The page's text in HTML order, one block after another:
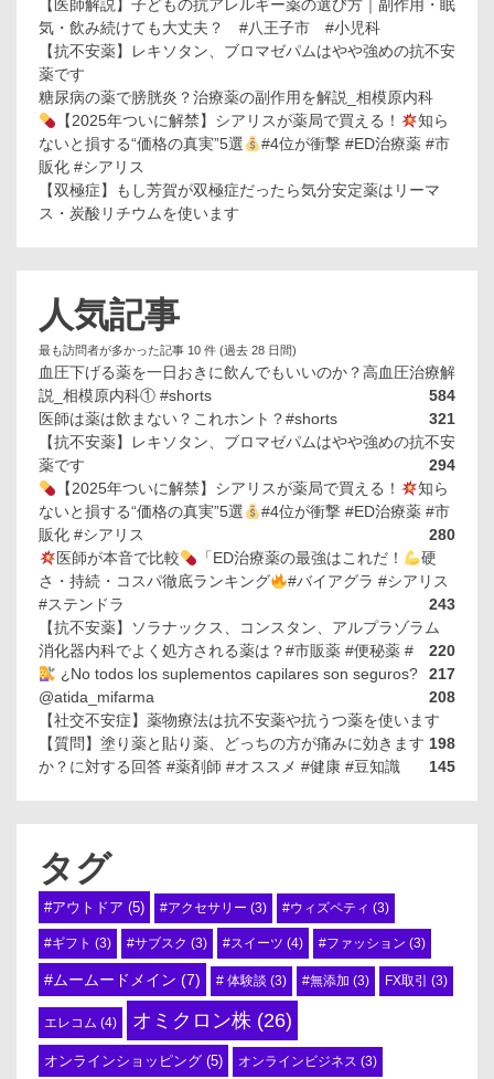
【医師解説】子どもの抗アレルギー薬の選び方｜副作用・眠
気・飲み続けても大丈夫？ #八王子市 #小児科
【抗不安薬】レキソタン、ブロマゼパムはやや強めの抗不安
薬です
糖尿病の薬で膀胱炎？治療薬の副作用を解説_相模原内科
【2025年ついに解禁】シアリスが薬局で買える！
知ら
ないと損する“価格の真実”5選
#4位が衝撃 #ED治療薬 #市
販化 #シアリス
【双極症】もし芳賀が双極症だったら気分安定薬はリーマ
ス・炭酸リチウムを使います
人気記事
最も訪問者が多かった記事 10 件 (過去 28 日間)
血圧下げる薬を一日おきに飲んでもいいのか？高血圧治療解
説_相模原内科① #shorts
584
医師は薬は飲まない？これホント？#shorts
321
【抗不安薬】レキソタン、ブロマゼパムはやや強めの抗不安
薬です
294
【2025年ついに解禁】シアリスが薬局で買える！
知ら
ないと損する“価格の真実”5選
#4位が衝撃 #ED治療薬 #市
販化 #シアリス
280
医師が本音で比較
「ED治療薬の最強はこれだ！
硬
さ・持続・コスパ徹底ランキング
#バイアグラ #シアリス
#ステンドラ
243
【抗不安薬】ソラナックス、コンスタン、アルプラゾラム
220
消化器内科でよく処方される薬は？#市販薬 #便秘薬 #
217
¿No todos los suplementos capilares son seguros?
@atida_mifarma
208
【社交不安症】薬物療法は抗不安薬や抗うつ薬を使います
198
【質問】塗り薬と貼り薬、どっちの方が痛みに効きます
か？に対する回答 #薬剤師 #オススメ #健康 #豆知識
145
タグ
#アウトドア (5) #アクセサリー (3) #ウィズペティ (3)
#ギフト (3) #サブスク (3) #スイーツ (4) #ファッション (3)
#ムームードメイン (7) # 体験談 (3) #無添加 (3) FX取引 (3)
エレコム (4) オミクロン株 (26)
オンラインショッピング (5) オンラインビジネス (3)